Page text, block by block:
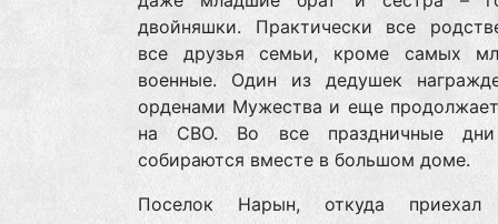
двойняшки. Практически все
все друзья семьи, кроме самых
военные. Один из дедушек
орденами Мужества и еще
на СВО. Во все праздничные
собираются вместе в большом доме.
Поселок Нарын, откуда приехал